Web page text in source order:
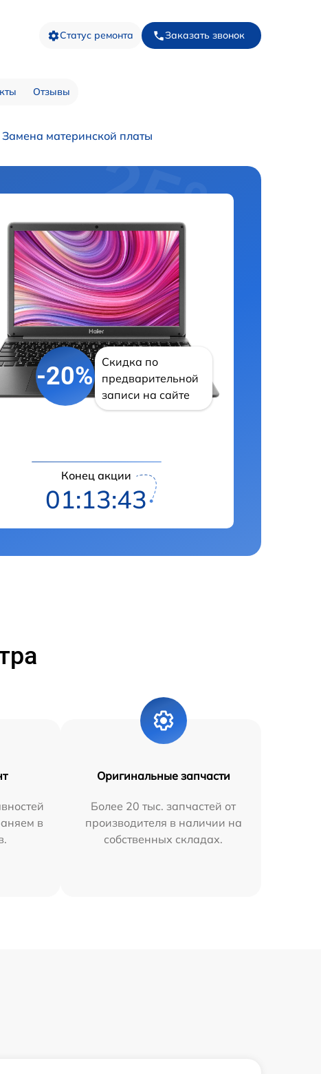
Статус ремонта Заказать звонок
Отзывы
Замена материнской платы
-20%
Скидка по
предварительной
записи на сайте
Конец акции
01:13:42
в
Оригинальные запчасти
Более 20 тыс. запчастей от
производителя в наличии на
собственных складах.